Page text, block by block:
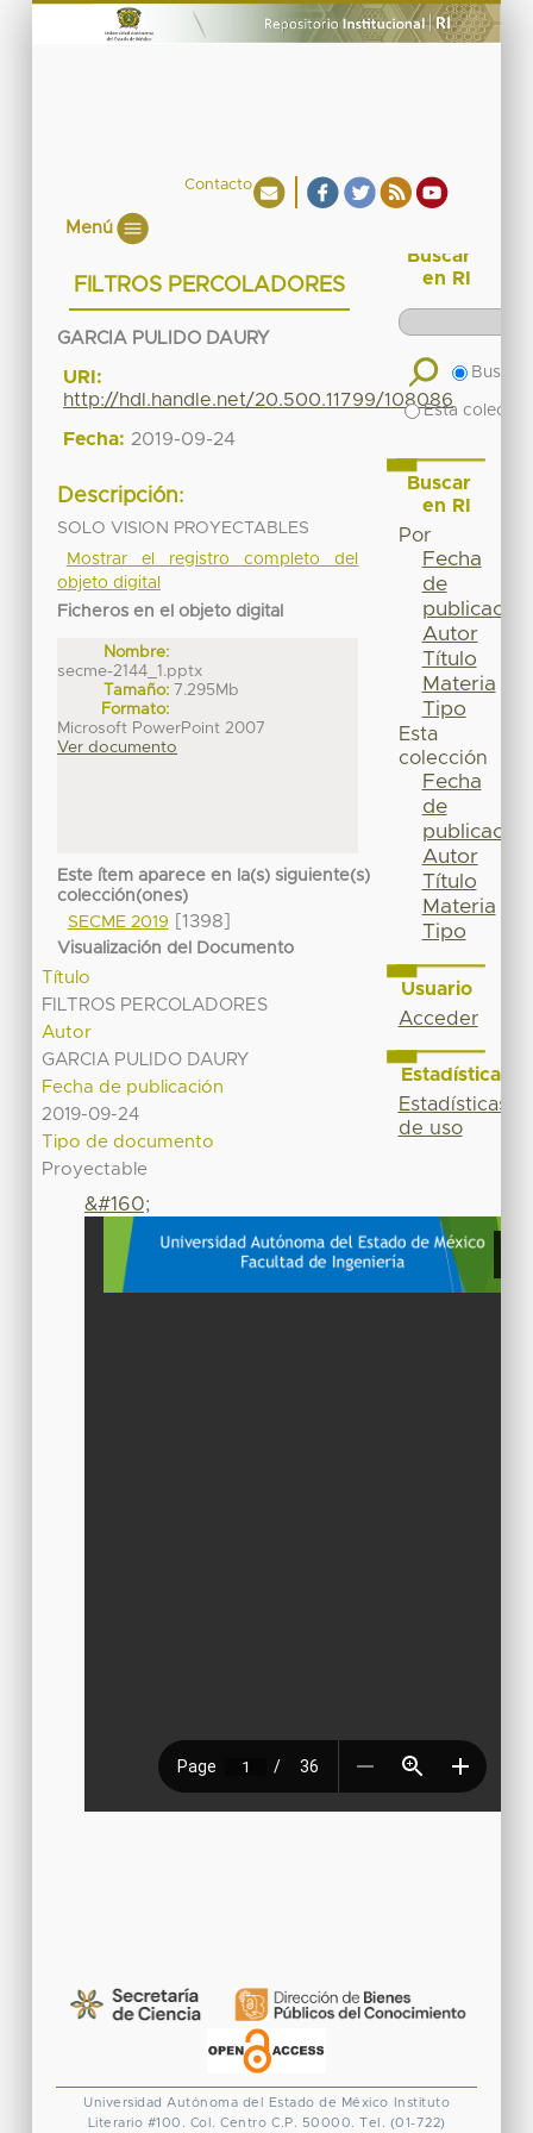
Contacto
Menú
FILTROS PERCOLADORES
GARCIA PULIDO DAURY
URI:
http://hdl.handle.net/20.500.11799/108086
Fecha: 2019-09-24
Descripción:
SOLO VISION PROYECTABLES
Mostrar el registro completo del
objeto digital
Ficheros en el objeto digital
Nombre:
secme-2144_1.pptx
Tamaño: 7.295Mb
Formato:
Microsoft PowerPoint 2007
Ver documento
Este ítem aparece en la(s) siguiente(s)
colección(ones)
SECME 2019
[1398]
Visualización del Documento
Título
FILTROS PERCOLADORES
Autor
GARCIA PULIDO DAURY
Fecha de publicación
2019-09-24
Tipo de documento
Proyectable
&#160;
Buscar
en RI
Buscar
Esta
Buscar
en RI
Por
Fecha
de
publicación
Autor
Título
Materia
Tipo
Esta
colección
Fecha
de
publicación
Autor
Título
Materia
Tipo
Usuario
Acceder
Estadísticas
Estadísticas
de uso
Universidad Autónoma del Estado de México
Instituto
Literario #100. Col. Centro C.P. 50000. Tel. (01-722)